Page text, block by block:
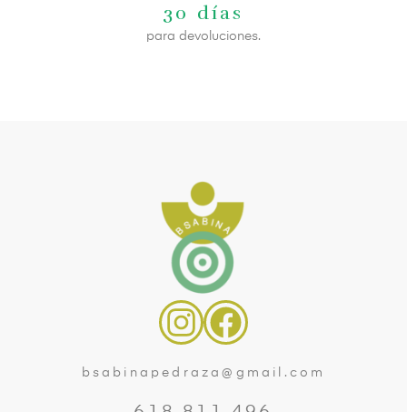
30 días
para devoluciones.
bsabinapedraza@gmail.com